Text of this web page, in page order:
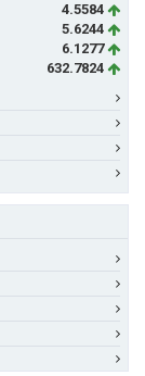
4.5584
5.6244
6.1277
632.7824